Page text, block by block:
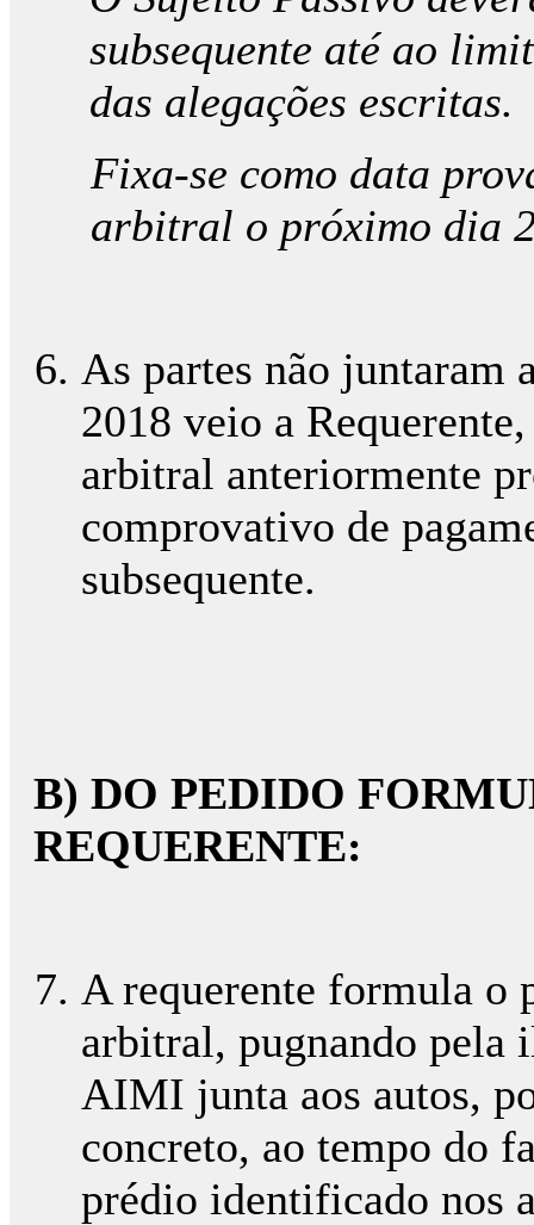
subsequente até ao
das alegações escritas.
Fixa-se como data
arbitral o próximo dia
As partes não juntaram
2018 veio a
arbitral anteriormente
comprovativo de
subsequente.
B) DO PEDIDO
REQUERENTE:
A requerente formula o
arbitral, pugnando pela
AIMI junta aos autos,
concreto, ao tempo do
prédio identificado nos